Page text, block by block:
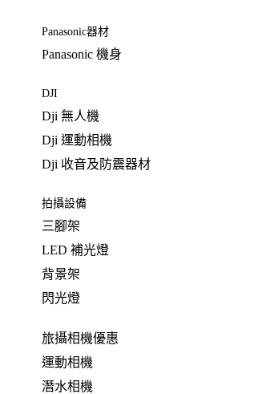
Panasonic器材
Panasonic 機身
DJI
Dji 無人機
Dji 運動相機
Dji 收音及防震器材
拍攝設備
三腳架
LED 補光燈
背景架
閃光燈
旅攝相機優惠
運動相機
潛水相機